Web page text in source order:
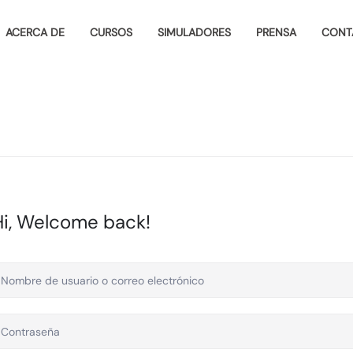
ACERCA DE CURSOS SIMULADORES PRENSA
Welcome back!